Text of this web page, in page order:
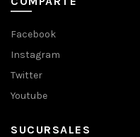
Facebook
Instagram
Twitter
Youtube
SUCURSALES